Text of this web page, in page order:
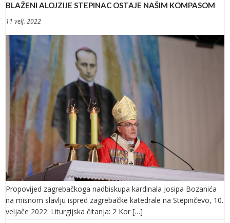
BLAŽENI ALOJZIJE STEPINAC OSTAJE NAŠIM KOMPASOM
11 velj. 2022
Propovijed zagrebačkoga nadbiskupa kardinala Josipa Bozanića
na misnom slavlju ispred zagrebačke katedrale na Stepinčevo, 10.
veljače 2022. Liturgijska čitanja: 2 Kor […]